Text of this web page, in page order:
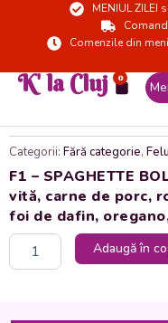
MENIUL
Comenzile din
K' la Cluj 0
Cart
Categorii: Fără categorie,
F1 – SPAGHETTE
vită, carne de porc,
foi de dafin,
Cantitate
Adaugă în